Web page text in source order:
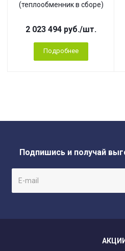
(теплообменник в сборе)
2 023 494 руб./шт.
Подробнее
Подпишись и получай
АКЦИИ